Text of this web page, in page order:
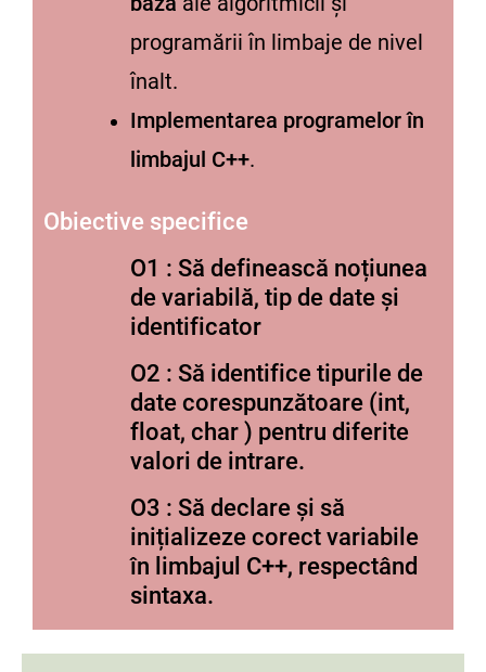
programării în limbaje de nivel
înalt.
Implementarea programelor în
limbajul C++.
Obiective specifice
O1 : Să definească noțiunea
de variabilă, tip de date și
identificator
O2 : Să identifice tipurile de
date corespunzătoare (int,
float, char ) pentru diferite
valori de intrare.
O3 : Să declare și să
inițializeze corect variabile
în limbajul C++, respectând
sintaxa.